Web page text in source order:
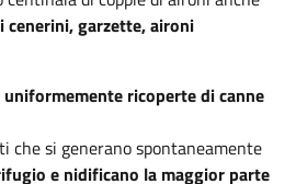
cenerini, garzette, aironi
ricoperte di canne
che si generano spontaneamente
e nidificano la maggior parte